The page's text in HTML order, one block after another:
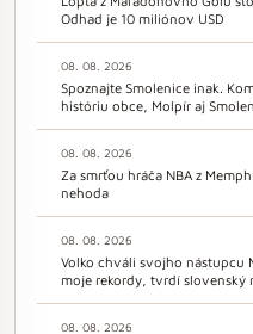
Odhad je 10 miliónov USD
08. 08. 2026
Spoznajte Smolenice inak.
históriu obce, Molpír aj
08. 08. 2026
Za smrťou hráča NBA z
nehoda
08. 08. 2026
Volko chváli svojho nástupcu
moje rekordy, tvrdí slovenský
08. 08. 2026